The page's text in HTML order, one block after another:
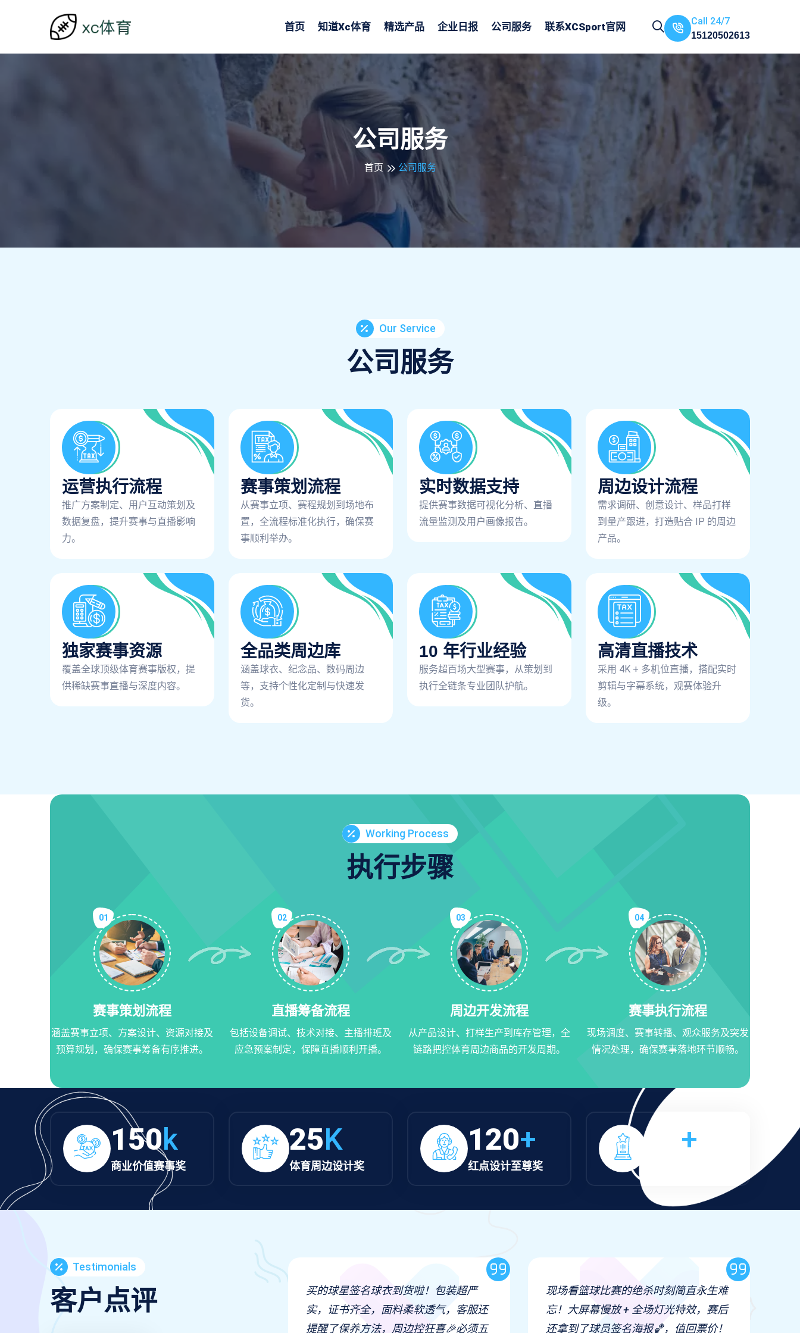
首页 知道Xc体育 精选产品 企业日报 公司服务 联系XCSport官网 Call 24/7
15120502613
公司服务
首页 公司服务
Our Service
公司服务
运营执行流程
推广方案制定、用户互动策划及
数据复盘，提升赛事与直播影响
力。
赛事策划流程
从赛事立项、赛程规划到场地布
置，全流程标准化执行，确保赛
事顺利举办。
实时数据支持
提供赛事数据可视化分析、直播
流量监测及用户画像报告。
周边设计流程
需求调研、创意设计、样品打样
到量产跟进，打造贴合 IP 的周边
产品。
独家赛事资源
覆盖全球顶级体育赛事版权，提
供稀缺赛事直播与深度内容。
全品类周边库
涵盖球衣、纪念品、数码周边
等，支持个性化定制与快速发
货。
10 年行业经验
服务超百场大型赛事，从策划到
执行全链条专业团队护航。
高清直播技术
采用 4K + 多机位直播，搭配实时
剪辑与字幕系统，观赛体验升
级。
Working Process
执行步骤
01
赛事策划流程
涵盖赛事立项、方案设计、资源对接及
预算规划，确保赛事筹备有序推进。
02
直播筹备流程
包括设备调试、技术对接、主播排班及
应急预案制定，保障直播顺利开播。
03
周边开发流程
从产品设计、打样生产到库存管理，全
链路把控体育周边商品的开发周期。
04
赛事执行流程
现场调度、赛事转播、观众服务及突发
情况处理，确保赛事落地环节顺畅。
150k
商业价值赛事奖
25K
体育周边设计奖
120+
红点设计至尊奖
50 +
Testimonials
客户点评
去现场看网球公开赛，球员的每一拍都
看得超清楚，场馆服务也很贴心，完全
买的球星签名球衣到货啦！包装超严
实，证书齐全，面料柔软透气，客服还
提醒了保养方法，周边控狂喜🎉必须五
现场看篮球比赛的绝杀时刻简直永生难
忘！大屏幕慢放 + 全场灯光特效，赛后
还拿到了球员签名海报🏀，值回票价！